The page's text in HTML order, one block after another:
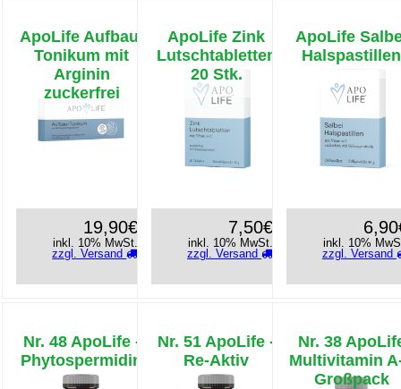
ApoLife Aufbau-
Tonikum mit
Arginin
zuckerfrei
19,90€
inkl. 10% MwSt.
zzgl. Versand
ApoLife Zink
Lutschtabletten
20 Stk.
7,50€
inkl. 10% MwSt.
zzgl. Versand
ApoLife
Halspastillen
inkl. 10%
zzgl. Versand
Nr. 48 ApoLife -
Phytospermidin
Nr. 51 ApoLife -
Re-Aktiv
Nr. 38
Multivitamin
Großpack